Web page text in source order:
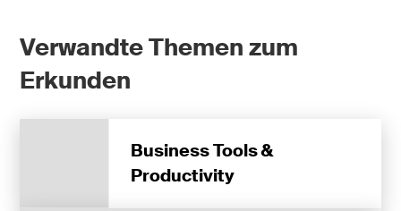
Verwandte Themen zum
Erkunden
Business Tools &
Productivity